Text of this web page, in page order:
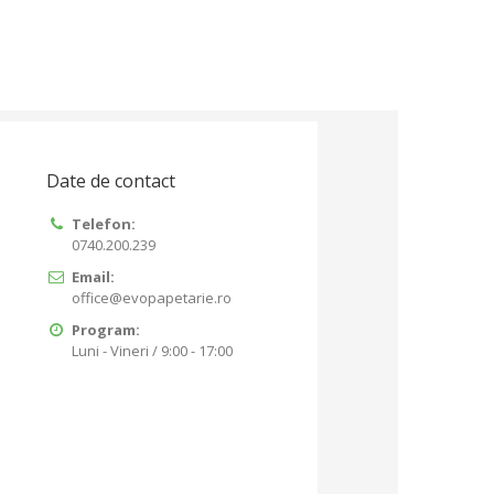
Date de contact
Telefon:
0740.200.239
Email:
office@evopapetarie.ro
Program:
Luni - Vineri / 9:00 - 17:00